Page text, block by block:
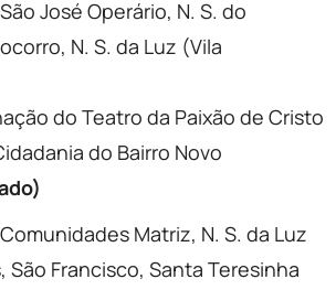
José Operário, N. S. do
N. S. da Luz (Vila
do Teatro da Paixão de Cristo
do Bairro Novo
Matriz, N. S. da Luz
São Francisco, Santa Teresinha